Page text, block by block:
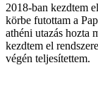
2018-ban kezdtem
körbe futottam a
athéni utazás hozta
kezdtem el
végén teljesítettem.